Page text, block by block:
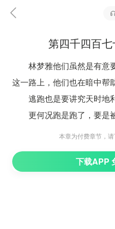
第四千四百
林梦雅他们虽然是有意
这一路上，他们也在暗中帮
逃跑也是要讲究天时地
更何况跑是跑了，要是
前更加残忍的虐待。
跑的时间，干扰那群人搜寻
本章为付费章节，
下载APP